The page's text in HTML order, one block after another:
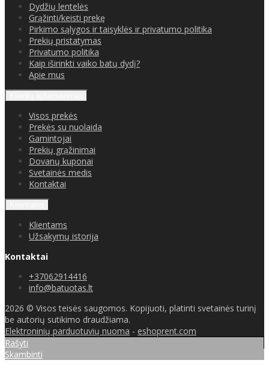
Dydžių lentelės
Grąžinti/keisti prekę
Pirkimo sąlygos ir taisyklės ir privatumo politika
Prekių pristatymas
Privatumo politika
Kaip iširinkti vaiko batų dydį?
Apie mus
Visos prekės
Prekės su nuolaida
Gamintojai
Prekių grąžinimai
Dovanų kuponai
Svetainės medis
Kontaktai
Klientams
Užsakymų istorija
Kontaktai
+37062914416
info@batuotas.lt
2026 © Visos teisės saugomos. Kopijuoti, platinti svetainės turinį
be autorių sutikimo draudžiama.
Elektroninių parduotuvių nuoma - eshoprent.com
Rašyti
Skambinti